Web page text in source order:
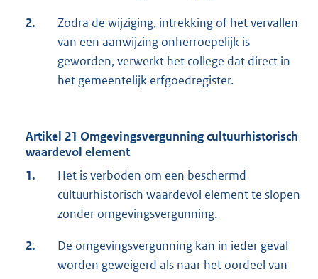
2.
Zodra de wijziging, intrekking of het vervallen
van een aanwijzing onherroepelijk is
geworden, verwerkt het college dat direct in
het gemeentelijk erfgoedregister.
Artikel 21 Omgevingsvergunning cultuurhistorisch
waardevol element
1.
Het is verboden om een beschermd
cultuurhistorisch waardevol element te slopen
zonder omgevingsvergunning.
2.
De omgevingsvergunning kan in ieder geval
worden geweigerd als naar het oordeel van